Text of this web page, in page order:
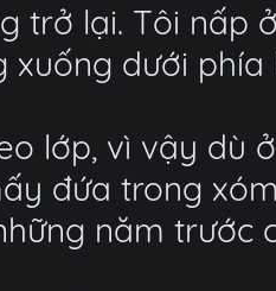
trở lại. Tôi nấp
dưới phía
lớp, vì vậy dù
đứa trong
năm trước